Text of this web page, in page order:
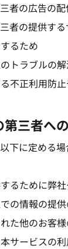
者の広告の
者の提供す
るため
トラブルの
不正利用防
三者へ
下に定める
るために弊
の情報の提
た他のお客
サービスの